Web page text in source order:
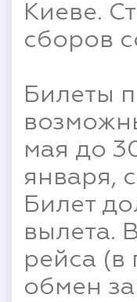
Киеве.
сборов
Билеты
мая до
января,
Билет
вылета.
рейса (в
обмен